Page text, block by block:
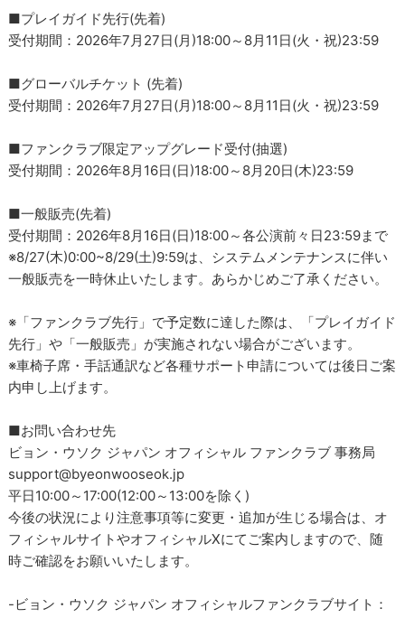
■プレイガイド先行(先着)
受付期間：2026年7月27日(月)18:00～8月11日(火・祝)23:59
■グローバルチケット (先着)
受付期間：2026年7月27日(月)18:00～8月11日(火・祝)23:59
■ファンクラブ限定アップグレード受付(抽選)
受付期間：2026年8月16日(日)18:00～8月20日(木)23:59
■一般販売(先着)
受付期間：2026年8月16日(日)18:00～各公演前々日23:59まで
※8/27(木)0:00~8/29(土)9:59は、システムメンテナンスに伴い
一般販売を一時休止いたします。あらかじめご了承ください。
※「ファンクラブ先行」で予定数に達した際は、「プレイガイド
先行」や「一般販売」が実施されない場合がございます。
※車椅子席・手話通訳など各種サポート申請については後日ご案
内申し上げます。
■お問い合わせ先
ビョン・ウソク ジャパン オフィシャル ファンクラブ 事務局
support@byeonwooseok.jp
平日10:00～17:00(12:00～13:00を除く)
今後の状況により注意事項等に変更・追加が生じる場合は、オ
フィシャルサイトやオフィシャルXにてご案内しますので、随
時ご確認をお願いいたします。
-ビョン・ウソク ジャパン オフィシャルファンクラブサイト：